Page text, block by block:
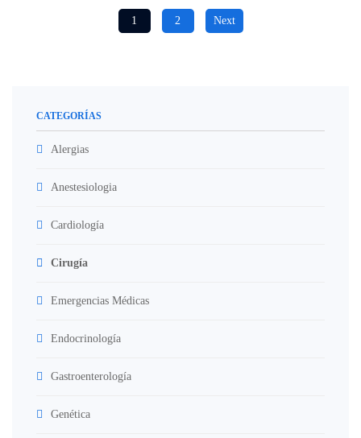
1 2 Next
CATEGORÍAS
Alergias
Anestesiologia
Cardiología
Cirugía
Emergencias Médicas
Endocrinología
Gastroenterología
Genética